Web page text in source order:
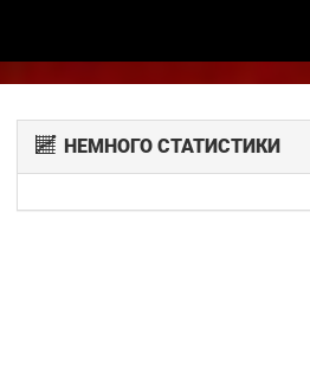
НЕМНОГО СТАТИСТИКИ